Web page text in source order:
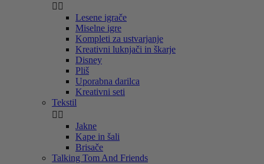
 
Lesene igrače
Miselne igre
Kompleti za ustvarjanje
Kreativni luknjači in škarje
Disney
Pliš
Uporabna darilca
Kreativni seti
Tekstil
 
Jakne
Kape in šali
Brisače
Talking Tom And Friends